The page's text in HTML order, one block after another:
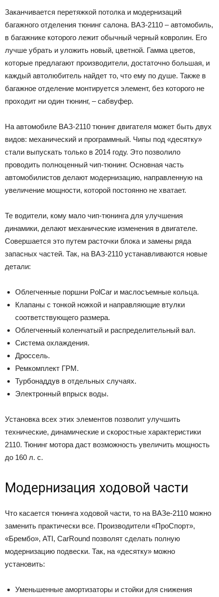
Заканчивается перетяжкой потолка и модернизаций
багажного отделения тюнинг салона. ВАЗ-2110 – автомобиль,
в багажнике которого лежит обычный черный ковролин. Его
лучше убрать и уложить новый, цветной. Гамма цветов,
которые предлагают производители, достаточно большая, и
каждый автолюбитель найдет то, что ему по душе. Также в
багажное отделение монтируется элемент, без которого не
проходит ни один тюнинг, – сабвуфер.
На автомобиле ВАЗ-2110 тюнинг двигателя может быть двух
видов: механический и программный. Чипы под «десятку»
стали выпускать только в 2014 году. Это позволило
проводить полноценный чип-тюнинг. Основная часть
автомобилистов делают модернизацию, направленную на
увеличение мощности, которой постоянно не хватает.
Те водители, кому мало чип-тюнинга для улучшения
динамики, делают механические изменения в двигателе.
Совершается это путем расточки блока и замены ряда
запасных частей. Так, на ВАЗ-2110 устанавливаются новые
детали:
Облегченные поршни PolCar и маслосъемные кольца.
Клапаны с тонкой ножкой и направляющие втулки
соответствующего размера.
Облегченный коленчатый и распределительный вал.
Система охлаждения.
Дроссель.
Ремкомплект ГРМ.
Турбонаддув в отдельных случаях.
Электронный впрыск воды.
Установка всех этих элементов позволит улучшить
технические, динамические и скоростные характеристики
2110. Тюнинг мотора даст возможность увеличить мощность
до 160 л. с.
Модернизация ходовой части
Что касается тюнинга ходовой части, то на ВАЗе-2110 можно
заменить практически все. Производители «ПроСпорт»,
«Брембо», ATI, CarRound позволят сделать полную
модернизацию подвески. Так, на «десятку» можно
установить:
Уменьшенные амортизаторы и стойки для снижения